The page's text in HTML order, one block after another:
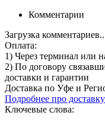
Комментарии
Загрузка
Оплата:
1) Через терминал или
2) По договору
доставки и гарантии
Доставка по Уфе и
Подробнее про
Ключевые слова: